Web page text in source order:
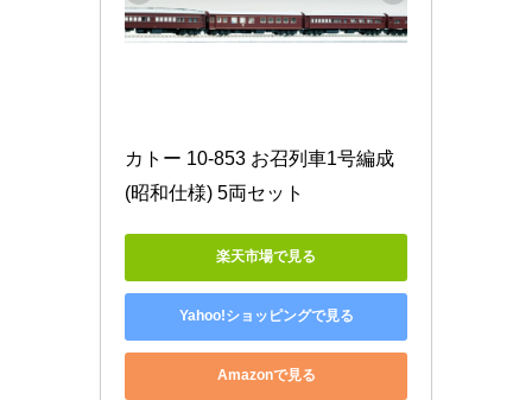
カトー 10-853 お召列車1号編成
(昭和仕様) 5両セット
楽天市場で見る
Yahoo!ショッピングで見る
Amazonで見る